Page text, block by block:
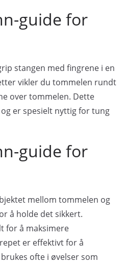
guide for
stangen med fingrene i en
vikler du tommelen rundt
over tommelen. Dette
er spesielt nyttig for tung
guide for
mellom tommelen og
å holde det sikkert.
for å maksimere
er effektivt for å
ofte i øvelser som